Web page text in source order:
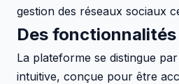
gestion des réseaux sociaux
Des
La plateforme se distingue
intuitive, conçue pour être